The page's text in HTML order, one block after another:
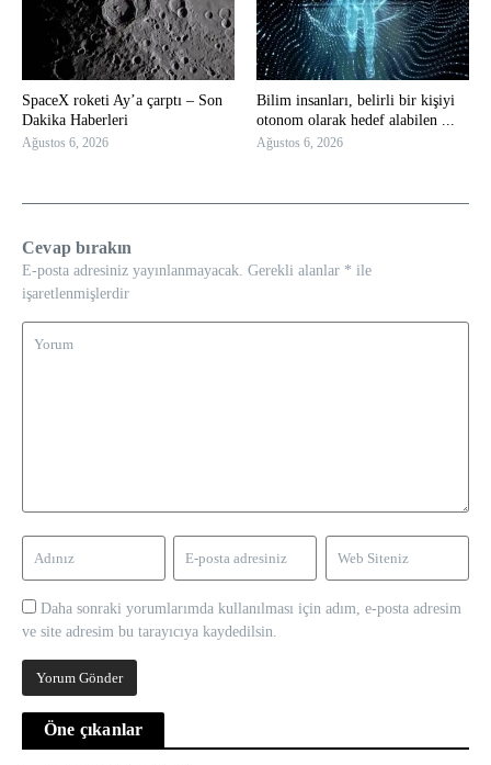
SpaceX roketi Ay’a çarptı – Son
Dakika Haberleri
Ağustos 6, 2026
Bilim insanları, belirli bir kişiyi
otonom olarak hedef alabilen ...
Ağustos 6, 2026
Cevap bırakın
E-posta adresiniz yayınlanmayacak. Gerekli alanlar * ile
işaretlenmişlerdir
Daha sonraki yorumlarımda kullanılması için adım, e-posta adresim
ve site adresim bu tarayıcıya kaydedilsin.
Öne çıkanlar